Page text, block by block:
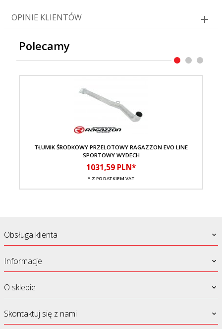
OPINIE KLIENTÓW
Polecamy
TŁUMIK ŚRODKOWY PRZELOTOWY RAGAZZON EVO LINE
SPORTOWY WYDECH
1031,59 PLN*
* Z PODATKIEM VAT
Obsługa klienta
Informacje
O sklepie
Skontaktuj się z nami